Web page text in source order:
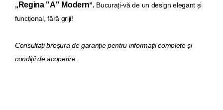
„ Regina "A" Modern”. Bucurați-vă de un design elegant și
funcțional, fără griji!
Consultați broșura de garanție pentru informații complete și
condiții de acoperire.